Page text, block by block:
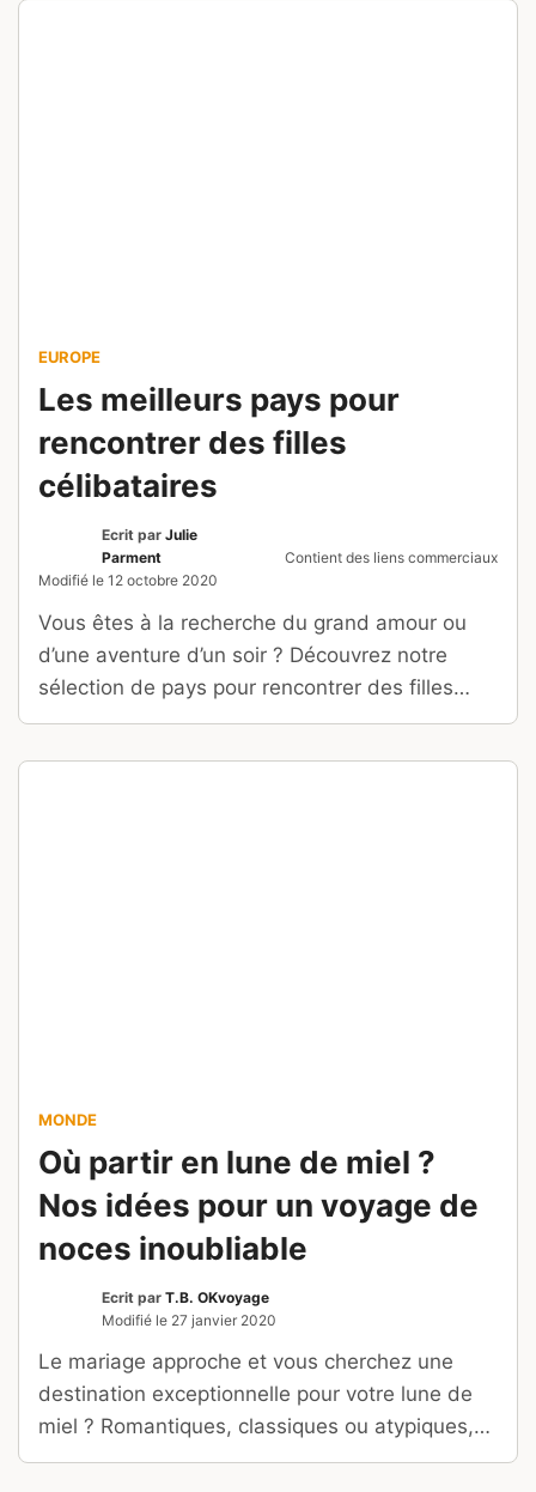
EUROPE
Les meilleurs pays pour
rencontrer des filles
célibataires
Ecrit par Julie
Parment
Modifié le 12 octobre 2020
Contient des liens commerciaux
Vous êtes à la recherche du grand amour ou
d’une aventure d’un soir ? Découvrez notre
sélection de pays pour rencontrer des filles
célibataires !
MONDE
Où partir en lune de miel ?
Nos idées pour un voyage de
noces inoubliable
Ecrit par T.B. OKvoyage
Modifié le 27 janvier 2020
Le mariage approche et vous cherchez une
destination exceptionnelle pour votre lune de
miel ? Romantiques, classiques ou atypiques,
voici nos idées !